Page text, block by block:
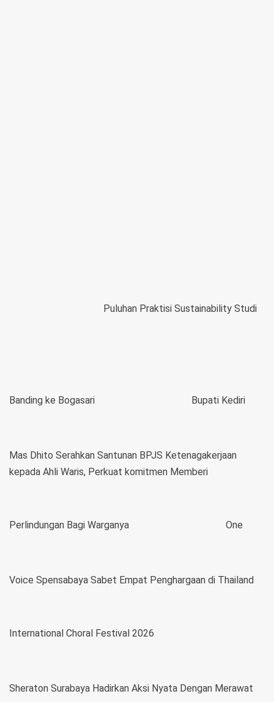
Puluhan Praktisi Sustainability Studi
Banding ke Bogasari Bupati Kediri
Mas Dhito Serahkan Santunan BPJS Ketenagakerjaan
kepada Ahli Waris, Perkuat komitmen Memberi
Perlindungan Bagi Warganya One
Voice Spensabaya Sabet Empat Penghargaan di Thailand
International Choral Festival 2026
Sheraton Surabaya Hadirkan Aksi Nyata Dengan Merawat